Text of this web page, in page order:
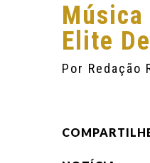
Elite
Por Redação